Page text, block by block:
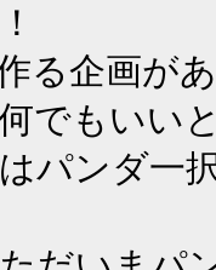
る企画が
でもいい
パンダ一